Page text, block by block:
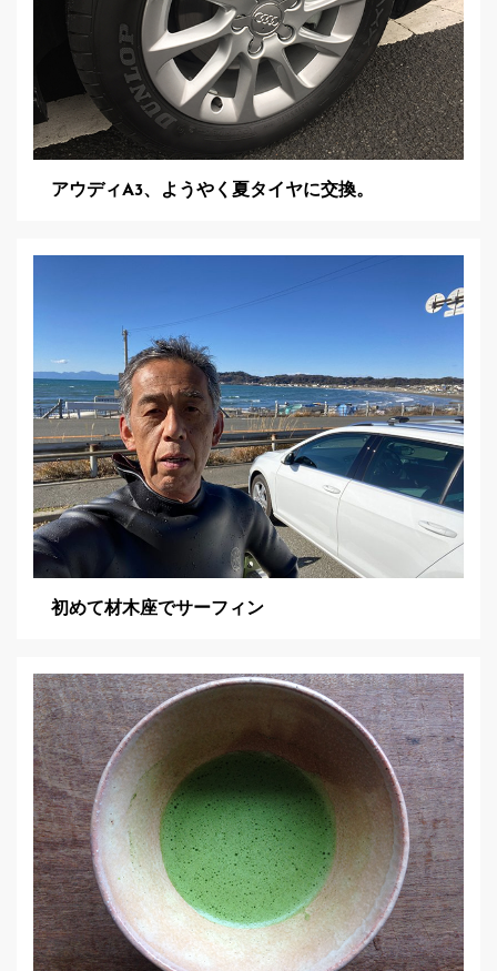
アウディA3、ようやく夏タイヤに交換。
初めて材木座でサーフィン